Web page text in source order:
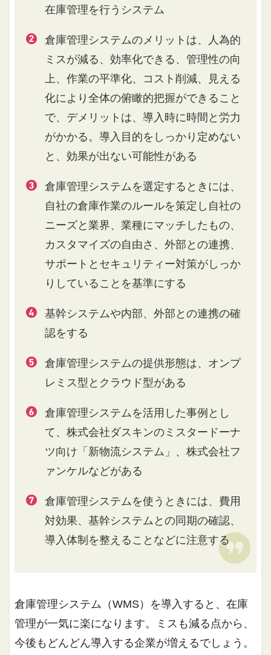
在庫管理を行うシステム
倉庫管理システムのメリットは、人為的
ミスが減る、効率化できる、管理性の向
上、作業の平準化、コスト削減、見える
化により全体の俯瞰的把握ができること
で、デメリットは、導入時に時間と労力
がかかる。導入目的をしっかり定めない
と、効果が出ない可能性がある
倉庫管理システムを選定するときには、
自社の倉庫作業のルールを策定し自社の
ニーズと業界、業種にマッチしたもの、
カスタマイズの自由さ、外部との連携、
サポートとセキュリティー対策がしっか
りしていることを基準にする
基幹システムや内部、外部との連携の確
認をする
倉庫管理システムの提供形態は、オンプ
レミス型とクラウド型がある
倉庫管理システムを活用した事例とし
て、株式会社ダスキンのミスタードーナ
ツ向け「新物流システム」、株式会社フ
ァンケルなどがある
倉庫管理システムを使うときには、費用
対効果、基幹システムとの同期の確認、
導入体制を整えることなどに注意する
倉庫管理システム（WMS）を導入すると、在庫
管理が一気に楽になります。ミスも減る点から、
今後もどんどん導入する企業が増えるでしょう。